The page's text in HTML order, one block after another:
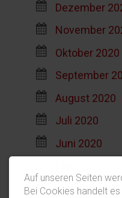
Dezember
November
Oktober 2020
September
August 2020
Juli 2020
Juni 2020
April 2020
Auf unseren Seiten
Bei Cookies handelt